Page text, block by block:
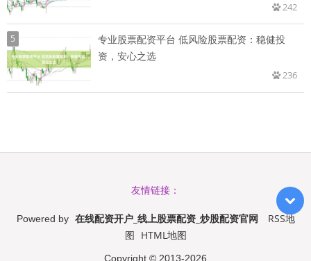
242
5
专业股票配资平台 低风险股票配资：稳健投
资，安心之选
236
友情链接：
Powered by 在线配资开户_线上股票配资_炒股配资官网
RSS地
图 HTML地图
Copyright © 2013-2026